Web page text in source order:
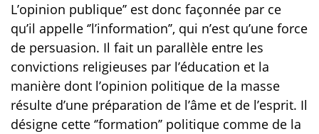
L’opinion publique’’ est donc façonnée par ce
qu’il appelle ‘’l’information’’, qui n’est qu’une force
de persuasion. Il fait un parallèle entre les
convictions religieuses par l’éducation et la
manière dont l’opinion politique de la masse
résulte d’une préparation de l’âme et de l’esprit. Il
désigne cette ‘’formation’’ politique comme de la